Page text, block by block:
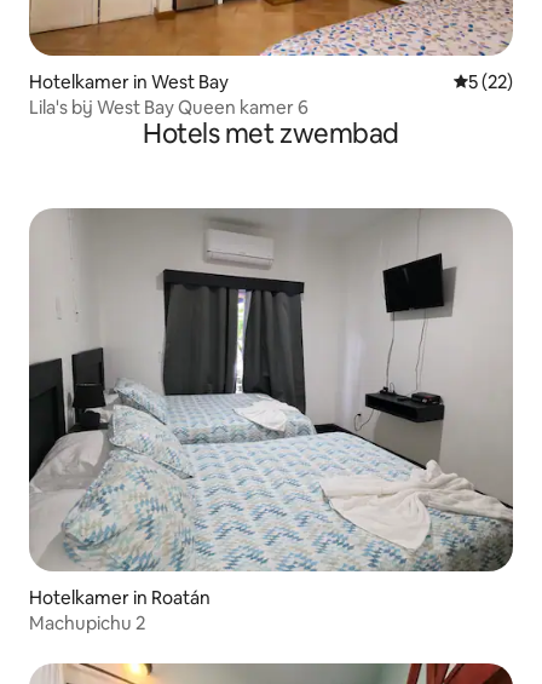
Hotelkamer in West Bay
5 (22)
Lila's bij West Bay Queen kamer 6
Hotels met zwembad
Hotelkamer in Roatán
Machupichu 2